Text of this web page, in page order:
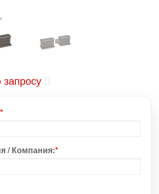
запросу
*
/ Компания:*